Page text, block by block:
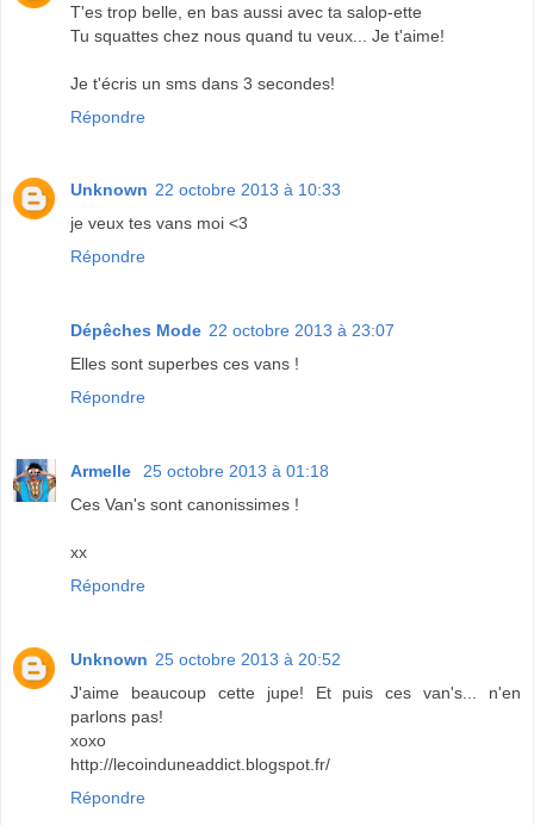
T'es trop belle, en bas aussi avec ta salop-ette
Tu squattes chez nous quand tu veux... Je t'aime!
Je t'écris un sms dans 3 secondes!
Répondre
Unknown 22 octobre 2013 à 10:33
je veux tes vans moi <3
Répondre
Dépêches Mode 22 octobre 2013 à 23:07
Elles sont superbes ces vans !
Répondre
Armelle
25 octobre 2013 à 01:18
Ces Van's sont canonissimes !
xx
Répondre
Unknown 25 octobre 2013 à 20:52
J'aime beaucoup cette jupe! Et puis ces van's... n'en
parlons pas!
xoxo
http://lecoinduneaddict.blogspot.fr/
Répondre